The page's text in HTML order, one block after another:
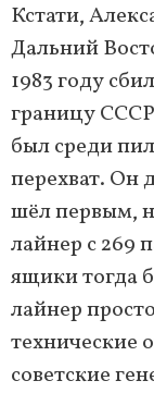
Кстати,
Дальний
1983 году
границу
был среди
перехват. Он
шёл первым,
лайнер с 269
ящики тогда
лайнер
технические
советские